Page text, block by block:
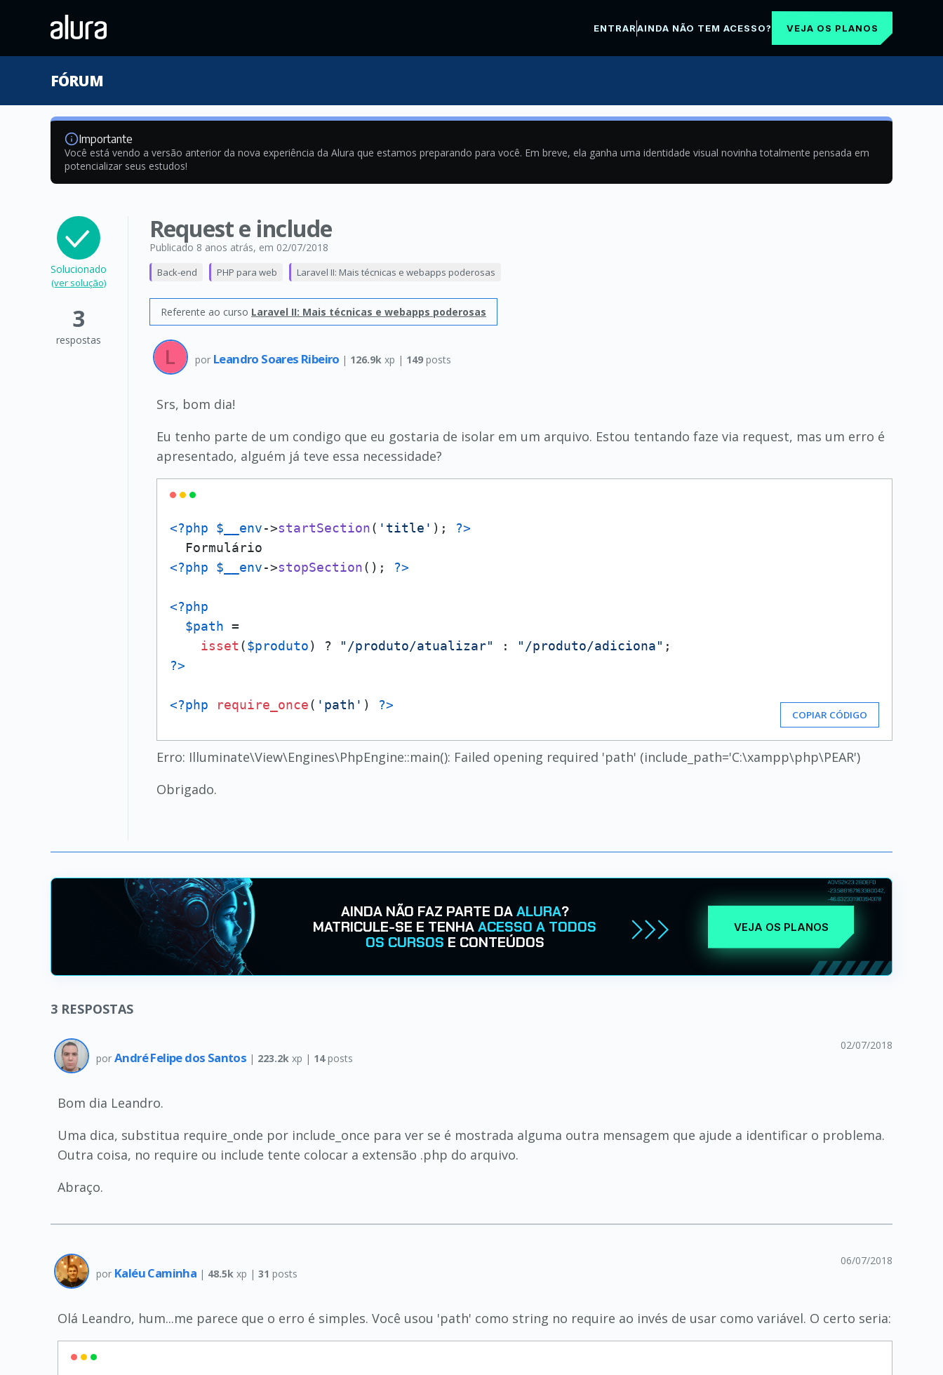
ENTRARAINDA NÃO TEM ACESSO? VEJA OS PLANOS
FÓRUM
Importante
Você está vendo a versão anterior da nova experiência da Alura que estamos preparando para você. Em breve, ela ganha uma identidade visual novinha totalmente pensada em
potencializar seus estudos!
Solucionado
(ver solução)
3
respostas
Request e include
Publicado 8 anos atrás, em 02/07/2018
Back-end PHP para web Laravel II: Mais técnicas e webapps poderosas
Referente ao curso Laravel II: Mais técnicas e webapps poderosas
por Leandro Soares Ribeiro | 126.9k xp | 149 posts
Srs, bom dia!
Eu tenho parte de um condigo que eu gostaria de isolar em um arquivo. Estou tentando faze via request, mas um erro é
apresentado, alguém já teve essa necessidade?
<?php $__env->startSection( 'title' ); ?>
<?php
$__env->stopSection(); ?>
<?php
$path =
isset ($produto) ? "/produto/atualizar" : "/produto/adiciona"
?>
<?php require_once( 'path' ) ?>
COPIAR CÓDIGO
Erro: Illuminate\View\Engines\PhpEngine::main(): Failed opening required 'path' (include_path='C:\xampp\php\PEAR')
Obrigado.
AINDA NÃO FAZ PARTE DAALURA?
MATRICULE-SE E TENHAACESSO A TODOS
OS CURSOS E CONTEÚDOS
VEJA OS PLANOS
3 RESPOSTAS
por André Felipe dos Santos | 223.2k xp | 14posts
02/07/2018
Bom dia Leandro.
Uma dica, substitua require_onde por include_once para ver se é mostrada alguma outra mensagem que ajude a identificar o problema.
Outra coisa, no require ou include tente colocar a extensão .php do arquivo.
Abraço.
por Kaléu Caminha | 48.5k xp | 31 posts
06/07/2018
Olá Leandro, hum...me parece que o erro é simples. Você usou 'path' como string no require ao invés de usar como variável. O certo seria: